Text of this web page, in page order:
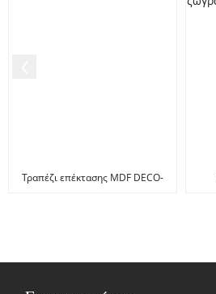
Τραπέζι επέκτασης MDF DECO-